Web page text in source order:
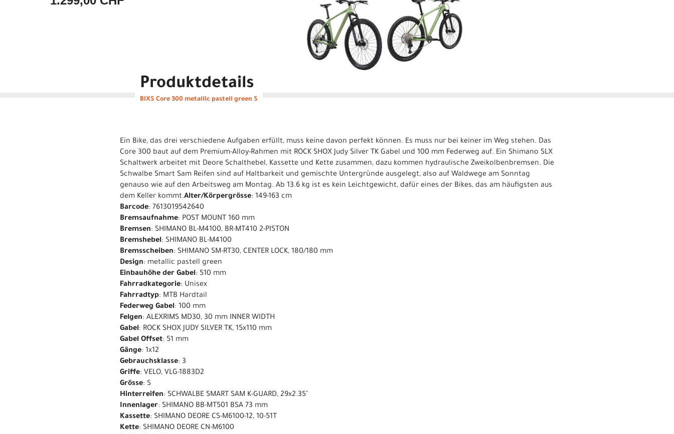
Produktdetails
BIXS Core 300 metallic pastell green S
Ein Bike, das drei verschiedene Aufgaben erfüllt, muss keine davon perfekt können. Es muss nur bei keiner im Weg stehen. Das
Core 300 baut auf dem Premium-Alloy-Rahmen mit ROCK SHOX Judy Silver TK Gabel und 100 mm Federweg auf. Ein Shimano SLX
Schaltwerk arbeitet mit Deore Schalthebel, Kassette und Kette zusammen, dazu kommen hydraulische Zweikolbenbremsen. Die
Schwalbe Smart Sam Reifen sind auf Haltbarkeit und gemischte Untergründe ausgelegt, also auf Waldwege am Sonntag
genauso wie auf den Arbeitsweg am Montag. Ab 13.6 kg ist es kein Leichtgewicht, dafür eines der Bikes, das am häufigsten aus
dem Keller kommt.Alter/Körpergrösse: 149-163 cm
Barcode: 7613019542640
Bremsaufnahme: POST MOUNT 160 mm
Bremsen: SHIMANO BL-M4100, BR-MT410 2-PISTON
Bremshebel: SHIMANO BL-M4100
Bremsscheiben: SHIMANO SM-RT30, CENTER LOCK, 180/180 mm
Design: metallic pastell green
Einbauhöhe der Gabel: 510 mm
Fahrradkategorie: Unisex
Fahrradtyp: MTB Hardtail
Federweg Gabel: 100 mm
Felgen: ALEXRIMS MD30, 30 mm INNER WIDTH
Gabel: ROCK SHOX JUDY SILVER TK, 15x110 mm
Gabel Offset: 51 mm
Gänge: 1x12
Gebrauchsklasse: 3
Griffe: VELO, VLG-1883D2
Grösse: S
Hinterreifen: SCHWALBE SMART SAM K-GUARD, 29x2.35"
Innenlager: SHIMANO BB-MT501 BSA 73 mm
Kassette: SHIMANO DEORE CS-M6100-12, 10-51T
Kette: SHIMANO DEORE CN-M6100